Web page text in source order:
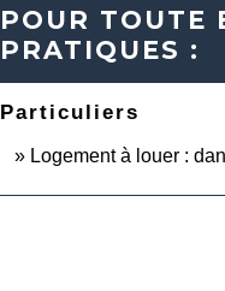
POUR TOUTE
PRATIQUES :
Particuliers
Logement à louer :